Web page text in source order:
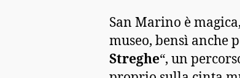
San Marino è
museo, bensì anche
Streghe“, un